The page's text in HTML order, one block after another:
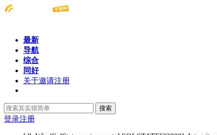
最新
导航
综合
同好
关于邀请注册
搜索
登录注册